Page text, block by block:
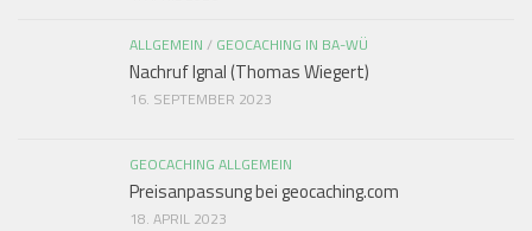
ALLGEMEIN / GEOCACHING IN BA-WÜ
Nachruf Ignal (Thomas Wiegert)
16. SEPTEMBER 2023
GEOCACHING ALLGEMEIN
Preisanpassung bei geocaching.com
18. APRIL 2023